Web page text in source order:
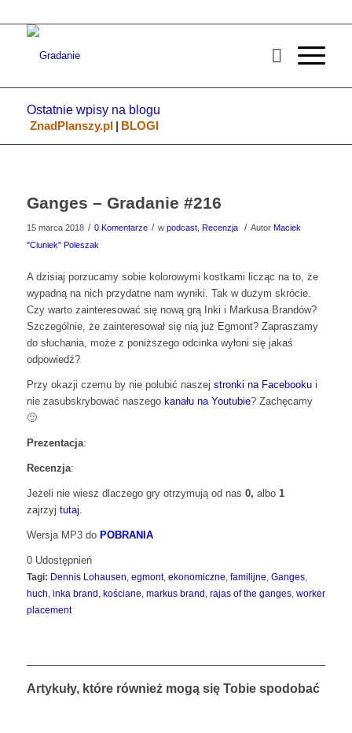
Ostatnie wpisy na blogu
ZnadPlanszy.pl | BLOGI
Ganges – Gradanie #216
15 marca 2018 / 0 Komentarze / w podcast, Recenzja / Autor Maciek
"Ciuniek" Poleszak
A dzisiaj porzucamy sobie kolorowymi kostkami licząc na to, że
wypadną na nich przydatne nam wyniki. Tak w dużym skrócie.
Czy warto zainteresować się nową grą Inki i Markusa Brandów?
Szczególnie, że zainteresował się nią już Egmont? Zapraszamy
do słuchania, może z poniższego odcinka wyłoni się jakaś
odpowiedź?
Przy okazji czemu by nie polubić naszej stronki na Facebookui
nie zasubskrybować naszego kanału na Youtubie? Zachęcamy
🙂
Prezentacja:
Recenzja:
Jeżeli nie wiesz dlaczego gry otrzymują od nas 0, albo 1
zajrzyj tutaj.
Wersja MP3 do POBRANIA
0 Udostępnień
Tagi: Dennis Lohausen egmont, ekonomiczne familijne Ganges,
huch inka brand kościane markus brand rajas of the ganges, worker
placement
Artykuły, które również mogą się Tobie spodobać